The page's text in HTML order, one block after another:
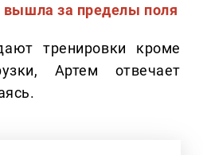
вышла за пределы поля
тренировки кроме
Артем отвечает